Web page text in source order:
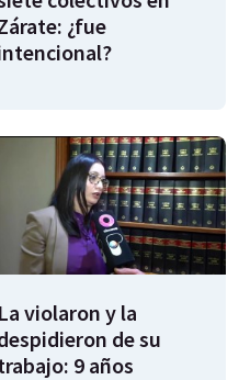
¿fue
La violaron y la
de su
9 años